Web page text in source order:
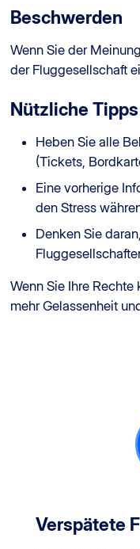
Beschwerden
Wenn Sie der
der Fluggesellschaft
Nützliche Tipps
Heben Sie alle
(Tickets,
Eine vorherige
den Stress
Denken Sie
Wenn Sie Ihre
mehr Gelassenheit
Verspätete